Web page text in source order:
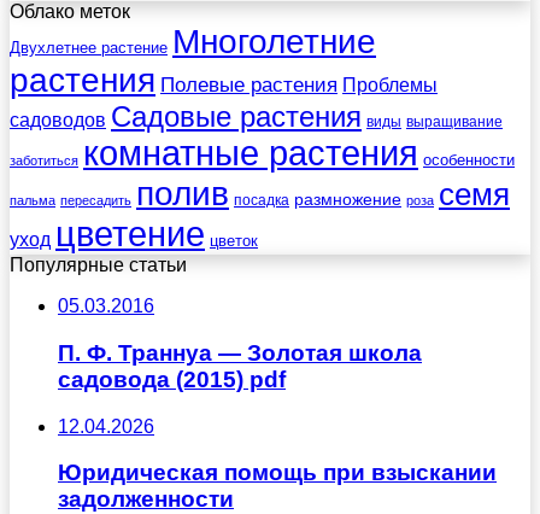
Облако меток
Двухлетнее растение Многолетние
растения Полевые растения Проблемы
садоводов Садовые растения виды выращивание
заботиться комнатные растения особенности
пальма пересадить полив посадка размножение роза семя
уход цветение цветок
Популярные статьи
05.03.2016
П. Ф. Траннуа — Золотая школа
садовода (2015) pdf
12.04.2026
Юридическая помощь при взыскании
задолженности